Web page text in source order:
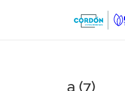
a (7)